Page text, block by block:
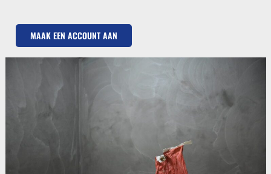
MAAK EEN ACCOUNT AAN